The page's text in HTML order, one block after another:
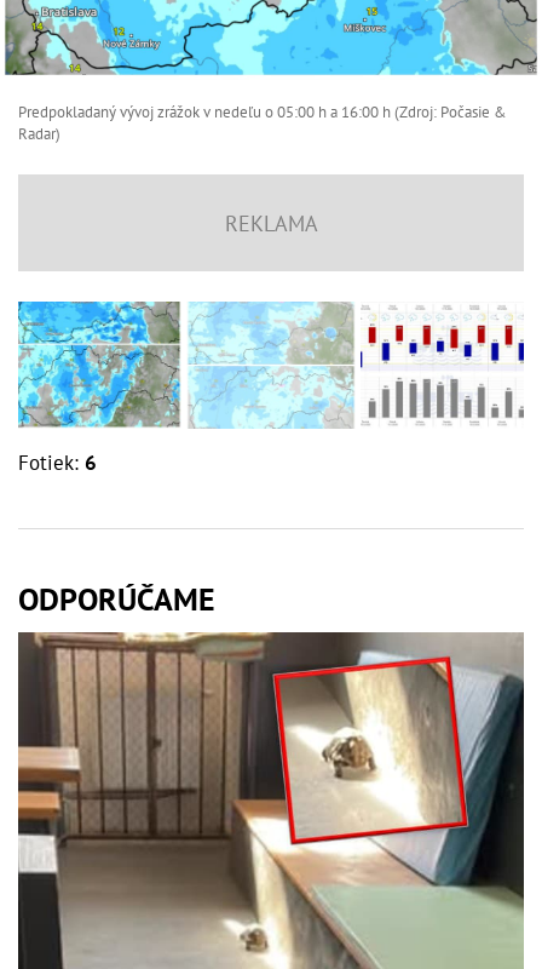
Predpokladaný vývoj zrážok v nedeľu o 05:00 h a 16:00 h (Zdroj: Počasie &
Radar)
Fotiek: 6
ODPORÚČAME